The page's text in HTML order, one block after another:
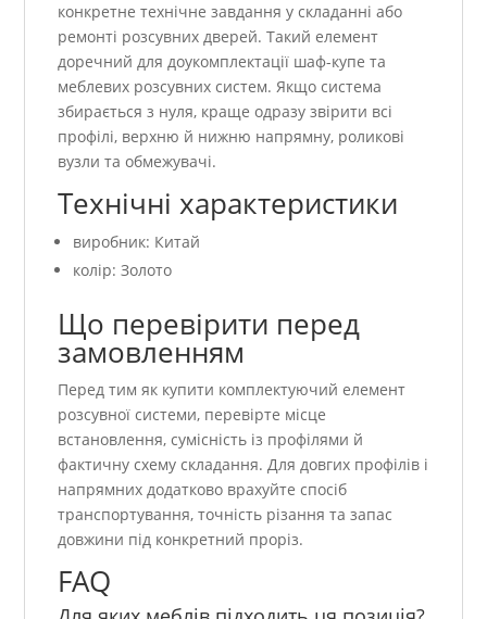
конкретне технічне завдання у складанні або
ремонті розсувних дверей. Такий елемент
доречний для доукомплектації шаф-купе та
меблевих розсувних систем. Якщо система
збирається з нуля, краще одразу звірити всі
профілі, верхню й нижню напрямну, роликові
вузли та обмежувачі.
Технічні характеристики
виробник: Китай
колір: Золото
Що перевірити перед
замовленням
Перед тим як купити комплектуючий елемент
розсувної системи, перевірте місце
встановлення, сумісність із профілями й
фактичну схему складання. Для довгих профілів і
напрямних додатково врахуйте спосіб
транспортування, точність різання та запас
довжини під конкретний проріз.
FAQ